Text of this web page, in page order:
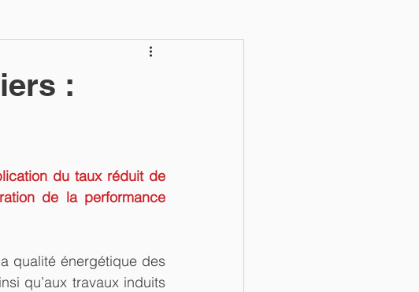
:
du taux réduit de
de la performance
qualité énergétique des
qu’aux travaux induits